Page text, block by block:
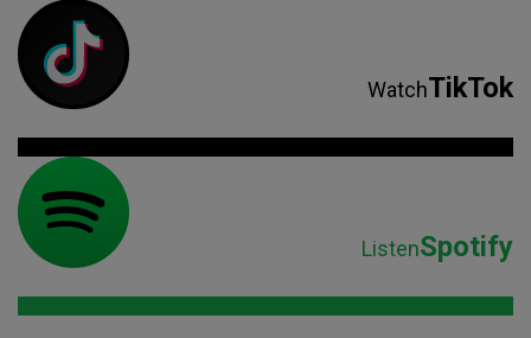
WatchTikTok
ListenSpotify